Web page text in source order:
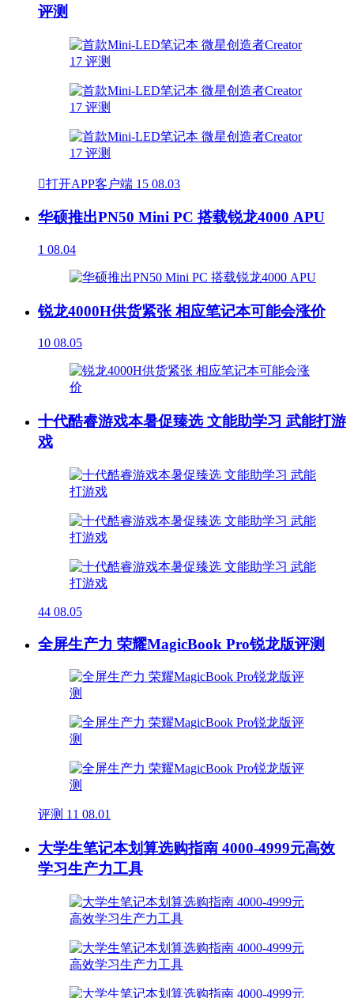
评测
打开APP客户端 15 08.03
华硕推出PN50 Mini PC 搭载锐龙4000 APU
1 08.04
锐龙4000H供货紧张 相应笔记本可能会涨价
10 08.05
十代酷睿游戏本暑促臻选 文能助学习 武能打游
戏
44 08.05
全屏生产力 荣耀MagicBook Pro锐龙版评测
评测 11 08.01
大学生笔记本划算选购指南 4000-4999元高效
学习生产力工具